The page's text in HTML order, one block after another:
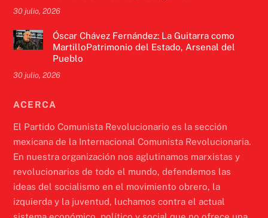
30 julio, 2026
Óscar Chávez Fernández: La Guitarra como
MartilloPatrimonio del Estado, Arsenal del
Pueblo
30 julio, 2026
ACERCA
El Partido Comunista Revolucionario es la sección
mexicana de la Internacional Comunista Revolucionaria.
En nuestra organización nos aglutinamos marxistas y
revolucionarios de todo el mundo, defendemos las
ideas del socialismo en el movimiento obrero, la
izquierda y la juventud, luchamos contra el actual